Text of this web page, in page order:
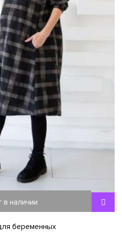
в наличии
беременных